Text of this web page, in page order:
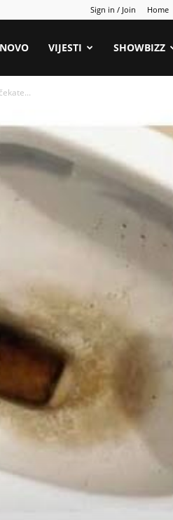
Sign in / Join Home
NOVO VIJESTI SHOWBIZZ